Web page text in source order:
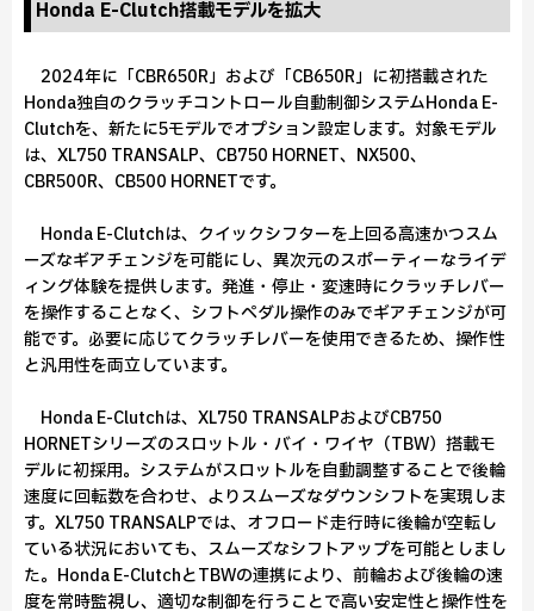
Honda E-Clutch搭載モデルを拡大
2024年に「CBR650R」および「CB650R」に初搭載された
Honda独自のクラッチコントロール自動制御システムHonda E-
Clutchを、新たに5モデルでオプション設定します。対象モデル
は、XL750 TRANSALP、CB750 HORNET、NX500、
CBR500R、CB500 HORNETです。
Honda E-Clutchは、クイックシフターを上回る高速かつスム
ーズなギアチェンジを可能にし、異次元のスポーティーなライデ
ィング体験を提供します。発進・停止・変速時にクラッチレバー
を操作することなく、シフトペダル操作のみでギアチェンジが可
能です。必要に応じてクラッチレバーを使用できるため、操作性
と汎用性を両立しています。
Honda E-Clutchは、XL750 TRANSALPおよびCB750
HORNETシリーズのスロットル・バイ・ワイヤ（TBW）搭載モ
デルに初採用。システムがスロットルを自動調整することで後輪
速度に回転数を合わせ、よりスムーズなダウンシフトを実現しま
す。XL750 TRANSALPでは、オフロード走行時に後輪が空転し
ている状況においても、スムーズなシフトアップを可能としまし
た。Honda E-ClutchとTBWの連携により、前輪および後輪の速
度を常時監視し、適切な制御を行うことで高い安定性と操作性を